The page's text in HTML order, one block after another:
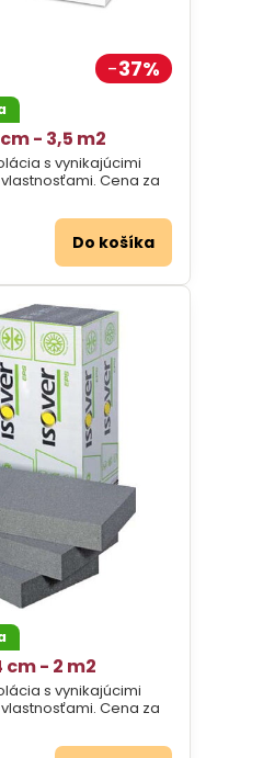
37%
- 3,5 m2
s vynikajúcimi
Cena za
Do košíka
cm - 2 m2
s vynikajúcimi
Cena za